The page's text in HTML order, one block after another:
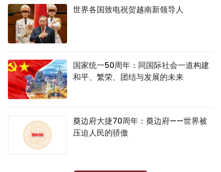
社会
文化
旅游
世界各国致电祝贺越南新领导人
国家统一50周年：同国际社会一道构建
和平、繁荣、团结与发展的未来
奠边府大捷70周年：奠边府——世界被
压迫人民的骄傲